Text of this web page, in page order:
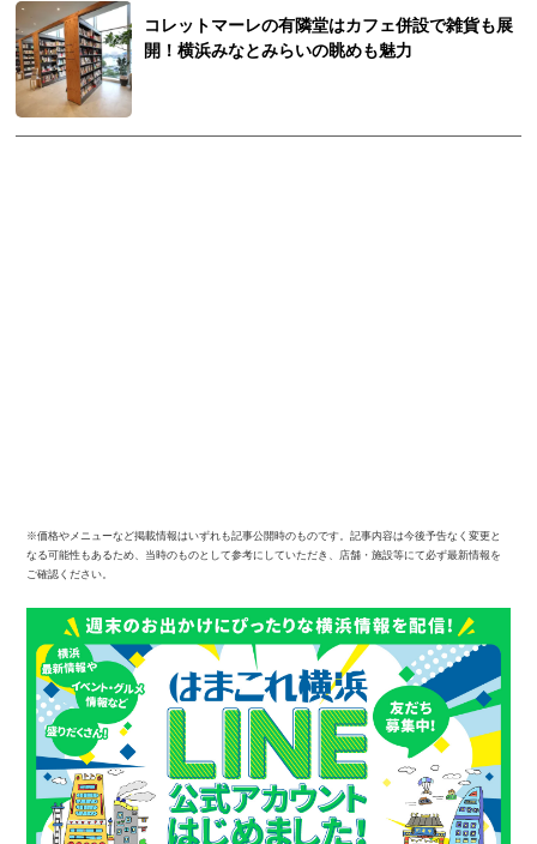
コレットマーレの有隣堂はカフェ併設で雑貨も展
開！横浜みなとみらいの眺めも魅力
※価格やメニューなど掲載情報はいずれも記事公開時のものです。記事内容は今後予告なく変更と
なる可能性もあるため、当時のものとして参考にしていただき、店舗・施設等にて必ず最新情報を
ご確認ください。